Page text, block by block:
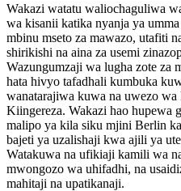
Wakazi watatu waliochaguliwa
wa kisanii katika nyanja ya
mbinu mseto za mawazo, utafiti
shirikishi na aina za usemi
Wazungumzaji wa lugha zote za
hata hivyo tafadhali kumbuka
wanatarajiwa kuwa na uwezo
Kiingereza. Wakazi hao hupewa
malipo ya kila siku mjini Berlin
bajeti ya uzalishaji kwa ajili ya
Watakuwa na ufikiaji kamili wa
mwongozo wa uhifadhi, na
mahitaji na upatikanaji.